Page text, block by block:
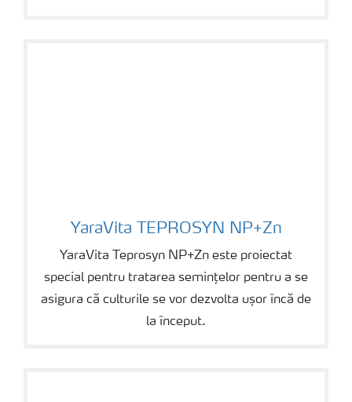
YaraVita TEPROSYN NP+Zn
YaraVita Teprosyn NP+Zn este proiectat
special pentru tratarea semințelor pentru a se
asigura că culturile se vor dezvolta ușor încă de
la început.